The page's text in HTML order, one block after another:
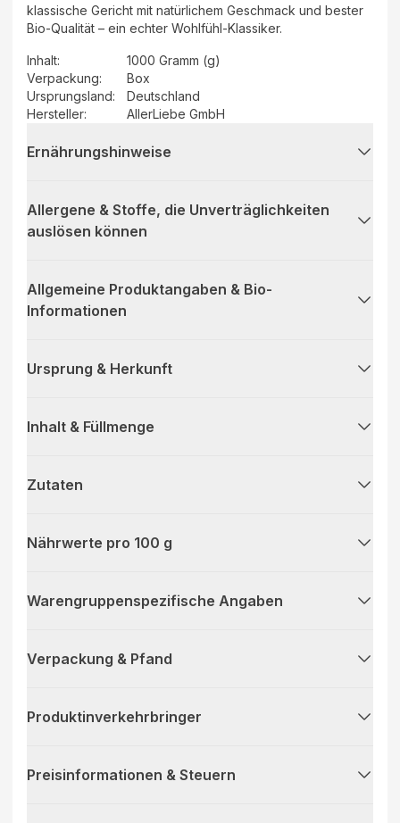
klassische Gericht mit natürlichem Geschmack und bester
Bio-Qualität – ein echter Wohlfühl-Klassiker.
Inhalt:
1000 Gramm (g)
Verpackung:
Box
Ursprungsland:
Deutschland
Hersteller: AllerLiebe GmbH
Ernährungshinweise
Allergene & Stoffe, die Unverträglichkeiten
auslösen können
Allgemeine Produktangaben & Bio-
Informationen
Ursprung & Herkunft
Inhalt & Füllmenge
Zutaten
Nährwerte pro 100 g
Warengruppenspezifische Angaben
Verpackung & Pfand
Produktinverkehrbringer
Preisinformationen & Steuern